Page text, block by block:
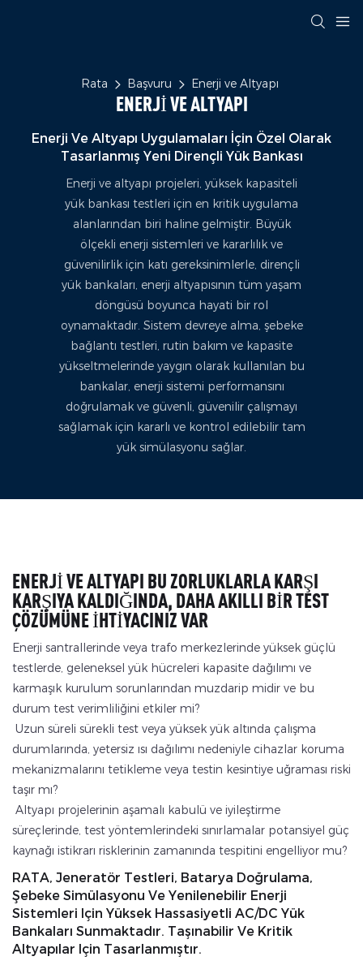
Rata Başvuru Enerji ve Altyapı
ENERJI VE ALTYAPI
Enerji Ve Altyapı Uygulamaları İçin Özel Olarak
Tasarlanmış Yeni Dirençli Yük Bankası
Enerji ve altyapı projeleri, yüksek kapasiteli
yük bankası testleri için en kritik uygulama
alanlarından biri haline gelmiştir. Büyük
ölçekli enerji sistemleri ve kararlılık ve
güvenilirlik için katı gereksinimlerle, dirençli
yük bankaları, enerji altyapısının tüm yaşam
döngüsü boyunca hayati bir rol
oynamaktadır. Sistem devreye alma, şebeke
bağlantı testleri, rutin bakım ve kapasite
yükseltmelerinde yaygın olarak kullanılan bu
bankalar, enerji sistemi performansını
doğrulamak ve güvenli, güvenilir çalışmayı
sağlamak için kararlı ve kontrol edilebilir tam
yük simülasyonu sağlar.
ENERJI VE ALTYAPI BU ZORLUKLARLA KARŞI
KARŞIYA KALDIĞINDA, DAHA AKILLI BIR TEST
ÇÖZÜMÜNE İHTIYACINIZ VAR
Enerji santrallerinde veya trafo merkezlerinde yüksek güçlü
testlerde, geleneksel yük hücreleri kapasite dağılımı ve
karmaşık kurulum sorunlarından muzdarip midir ve bu
durum test verimliliğini etkiler mi?
Uzun süreli sürekli test veya yüksek yük altında çalışma
durumlarında, yetersiz ısı dağılımı nedeniyle cihazlar koruma
mekanizmalarını tetikleme veya testin kesintiye uğraması riski
taşır mı?
Altyapı projelerinin aşamalı kabulü ve iyileştirme
süreçlerinde, test yöntemlerindeki sınırlamalar potansiyel güç
kaynağı istikrarı risklerinin zamanında tespitini engelliyor mu?
RATA, Jeneratör Testleri, Batarya Doğrulama,
Şebeke Simülasyonu Ve Yenilenebilir Enerji
Sistemleri Için Yüksek Hassasiyetli AC/DC Yük
Bankaları Sunmaktadır. Taşınabilir Ve Kritik
Altyapılar Için Tasarlanmıştır.